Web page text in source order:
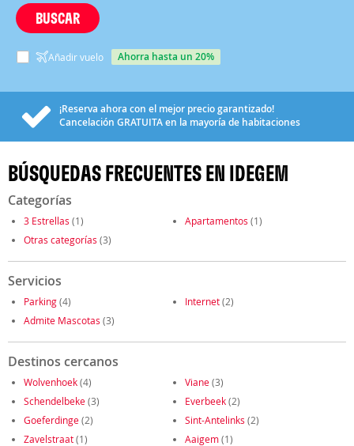
BUSCAR
Añadir vuelo ahorra hasta un 20%
¡Reserva ahora con el mejor precio garantizado!
Cancelación GRATUITAen la mayoría de habitaciones
BÚSQUEDAS FRECUENTES EN IDEGEM
Categorías
3 Estrellas (1) Apartamentos (1)
Otras categorías (3)
Servicios
Parking(4) Internet(2)
Admite Mascotas (3)
Destinos cercanos
Wolvenhoek(4) Viane(3)
Schendelbeke(3) Everbeek(2)
Goeferdinge(2) Sint-Antelinks (2)
Zavelstraat(1) Aaigem(1)